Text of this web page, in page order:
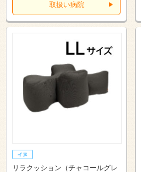
取扱い病院
リラクッション（チャコールグレ